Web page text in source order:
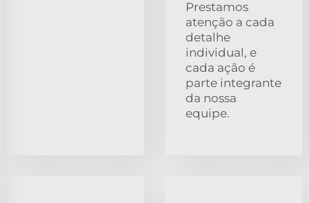
Prestamos
atenção a cada
detalhe
individual, e
cada ação é
parte integrante
da nossa
equipe.